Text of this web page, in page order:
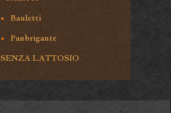
Bauletti
Panbrigante
SENZA LATTOSIO